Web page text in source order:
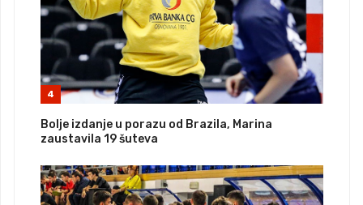
4
Bolje izdanje u porazu od Brazila, Marina
zaustavila 19 šuteva